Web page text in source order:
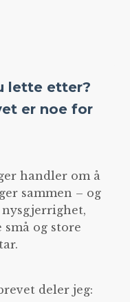
lette etter?
er noe for
handler om å
sammen – og
små og store
deler jeg: